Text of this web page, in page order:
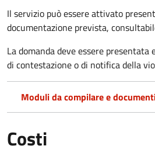
Il servizio può essere attivato
documentazione prevista,
La domanda deve essere
di contestazione o di notifica della
Moduli da compilare e
Costi